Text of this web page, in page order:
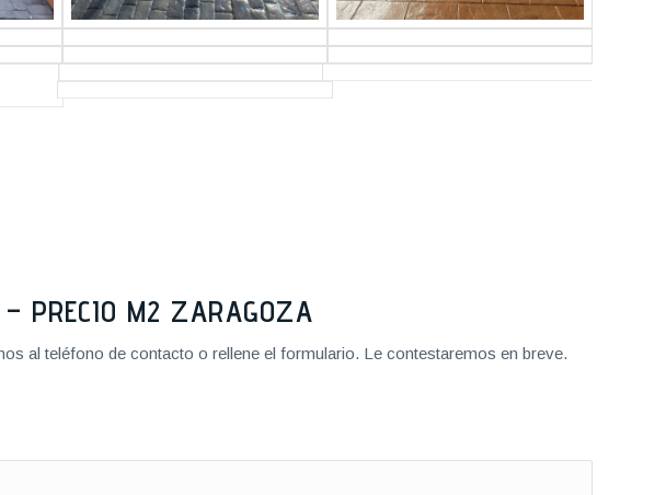
PRECIO M2 ZARAGOZA
al teléfono de contacto o rellene el formulario. Le contestaremos en breve.